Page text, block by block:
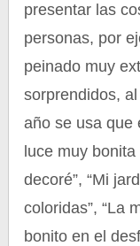
presentar las
personas, por
peinado muy
sorprendidos,
año se usa que
luce muy
decoré”, “Mi
coloridas”, “La
bonito en el